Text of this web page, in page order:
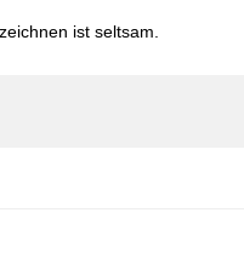
ist seltsam.